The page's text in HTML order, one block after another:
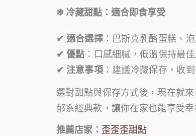
❄ 冷藏甜點：適合即食享受
✔ 適合選擇：巴斯克乳酪蛋糕、
✔ 優點 ：口感細膩，低溫保持最
✔ 注意事項：建議冷藏保存，收
選對甜點與保存方式後，現在就
郁系經典款，讓你在家也能享受幸
推薦店家： 歪歪歪甜點